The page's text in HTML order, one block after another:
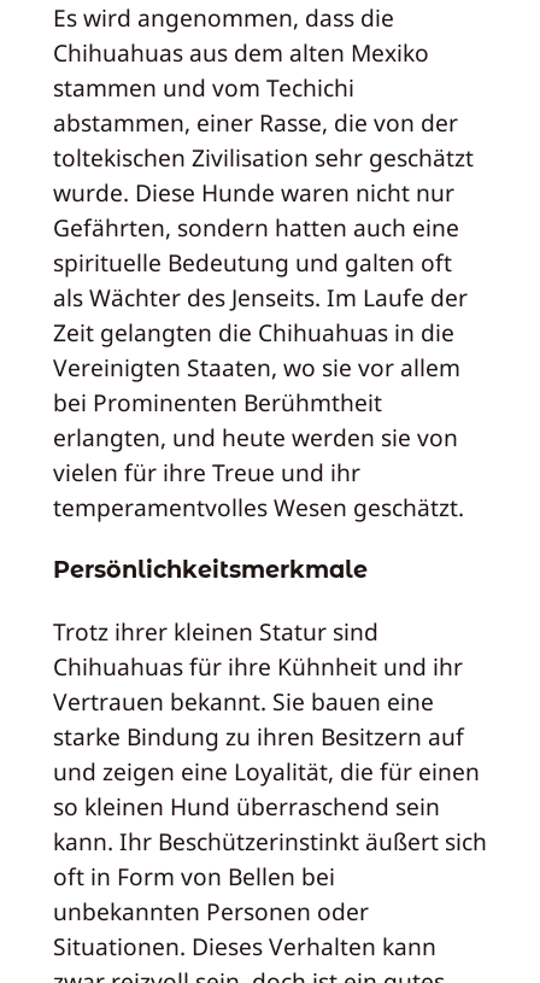
Es wird angenommen, dass die
Chihuahuas aus dem alten Mexiko
stammen und vom Techichi
abstammen, einer Rasse, die von der
toltekischen Zivilisation sehr geschätzt
wurde. Diese Hunde waren nicht nur
Gefährten, sondern hatten auch eine
spirituelle Bedeutung und galten oft
als Wächter des Jenseits. Im Laufe der
Zeit gelangten die Chihuahuas in die
Vereinigten Staaten, wo sie vor allem
bei Prominenten Berühmtheit
erlangten, und heute werden sie von
vielen für ihre Treue und ihr
temperamentvolles Wesen geschätzt.
Persönlichkeitsmerkmale
Trotz ihrer kleinen Statur sind
Chihuahuas für ihre Kühnheit und ihr
Vertrauen bekannt. Sie bauen eine
starke Bindung zu ihren Besitzern auf
und zeigen eine Loyalität, die für einen
so kleinen Hund überraschend sein
kann. Ihr Beschützerinstinkt äußert sich
oft in Form von Bellen bei
unbekannten Personen oder
Situationen. Dieses Verhalten kann